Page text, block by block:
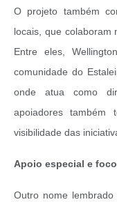
O projeto também
locais, que colaboram
Entre eles,
comunidade do
onde atua como
apoiadores também
visibilidade das
Apoio especial e
Outro nome